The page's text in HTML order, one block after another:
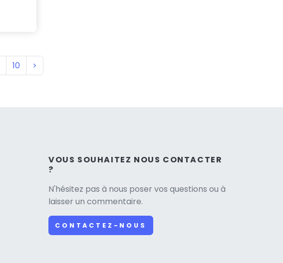
10 >
VOUS SOUHAITEZ NOUS CONTACTER
?
N'hésitez pas à nous poser vos questions ou à
laisser un commentaire.
CONTACTEZ-NOUS